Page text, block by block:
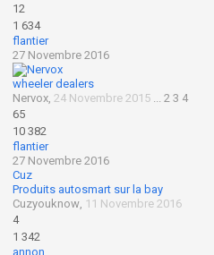
12
1 634
flantier
27 Novembre 2016
wheeler dealers
Nervox,24 Novembre 2015 ... 2 3 4
65
10 382
flantier
27 Novembre 2016
Cuz
Produits autosmart sur la bay
Cuzyouknow, 11 Novembre 2016
4
1 342
annon